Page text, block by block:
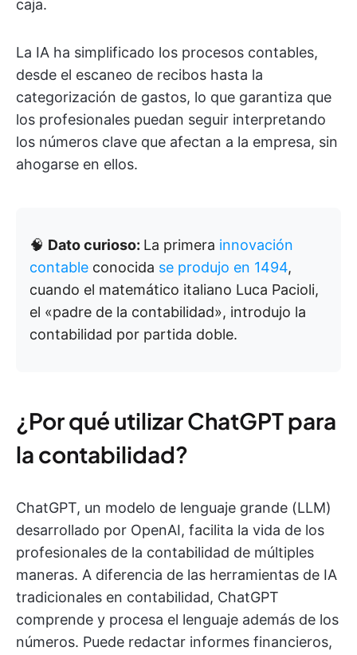
caja.
La IA ha simplificado los procesos contables,
desde el escaneo de recibos hasta la
categorización de gastos, lo que garantiza que
los profesionales puedan seguir interpretando
los números clave que afectan a la empresa, sin
ahogarse en ellos.
🧠 Dato curioso: La primera innovación
contable conocida se produjo en 1494,
cuando el matemático italiano Luca Pacioli,
el «padre de la contabilidad», introdujo la
contabilidad por partida doble.
¿Por qué utilizar ChatGPT para
la contabilidad?
ChatGPT, un modelo de lenguaje grande (LLM)
desarrollado por OpenAI, facilita la vida de los
profesionales de la contabilidad de múltiples
maneras. A diferencia de las herramientas de IA
tradicionales en contabilidad, ChatGPT
comprende y procesa el lenguaje además de los
números. Puede redactar informes financieros,